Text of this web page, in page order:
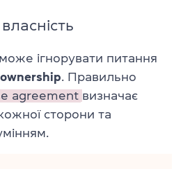
ігнорувати питання
ownership . Правильно
agreement визначає
сторони та